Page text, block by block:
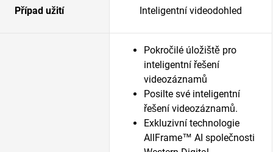
Případ užití Inteligentní videodohled
Pokročilé úložiště pro
inteligentní řešení
videozáznamů
Posilte své inteligentní
řešení videozáznamů.
Exkluzivní technologie
AllFrame™ AI společnosti